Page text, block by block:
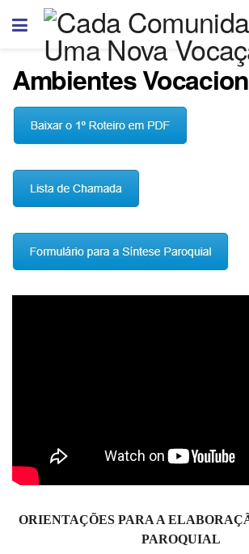
Ambientes
ORIENTAÇÕES PARA A
PAROQUIAL